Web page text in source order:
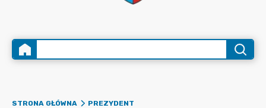
STRONA GŁÓWNA
PREZYDENT